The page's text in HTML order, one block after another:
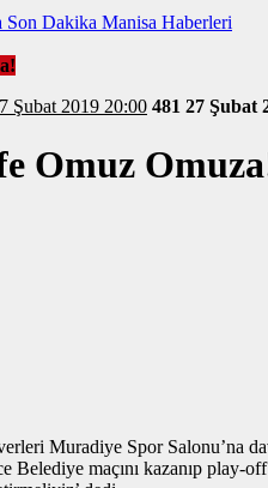
Dakika Manisa Haberleri
Şubat 2019 20:00 481 27 Şubat
Omuz
Muradiye Spor Salonu’na
Belediye maçını kazanıp